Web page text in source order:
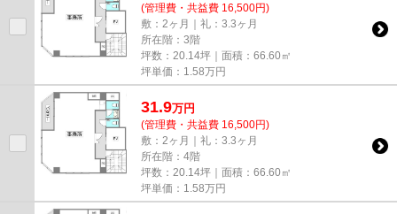
(管理費・共益費 16,500円)
敷：2ヶ月｜礼：3.3ヶ月
所在階：3階
坪数：20.14坪｜面積：66.60㎡
坪単価： 1.58万円
31.9万円
(管理費・共益費 16,500円)
敷：2ヶ月｜礼：3.3ヶ月
所在階：4階
坪数：20.14坪｜面積：66.60㎡
坪単価： 1.58万円